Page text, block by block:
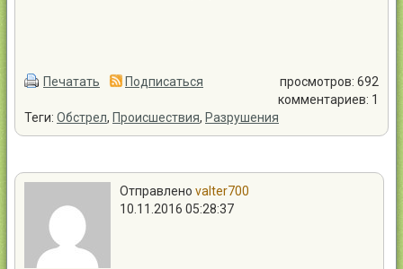
Печатать Подписаться
просмотров: 692
комментариев: 1
Теги: Обстрел, Происшествия, Разрушения
Отправлено valter700
10.11.2016 05:28:37